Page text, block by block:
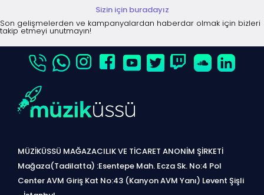
Sizin için buradayız
Son gelişmelerden ve kampanyalardan haberdar olmak için bizleri
takip etmeyi unutmayın!
MÜZİKÜSSÜ MAĞAZACILIK VE TİCARET ANONİM ŞİRKETİ
Mağaza(Tadilatta) :Esentepe Mah. Ecza Sk. No:4 Pol
Center AVM Giriş Kat No:43 (Kanyon AVM Yanı) Levent Şişli